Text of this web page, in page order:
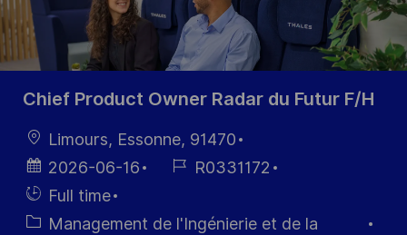
Chief Product Owner Radar du Futur F/H
localisation
Limours, Essonne, 91470
Date
d’affichage
2026-06-16
Référence
R0331172
Hiring
Type
Full time
Catégorie
Management de l'Ingénierie et de la